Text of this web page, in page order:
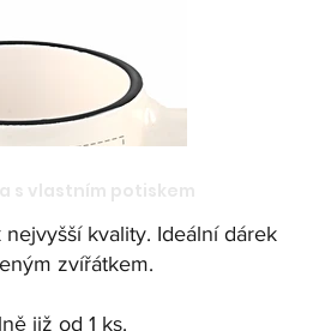
kvality. Ideální dárek
zvířátkem.
již od 1 ks.